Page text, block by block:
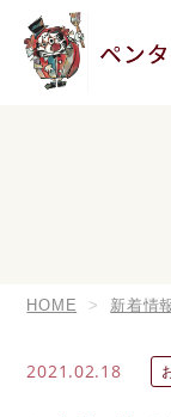
HOME 新着情
2021.02.18